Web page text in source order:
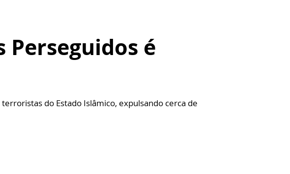
Perseguidos é
do Estado Islâmico, expulsando cerca de